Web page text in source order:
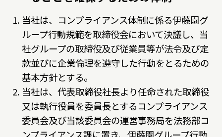
当社は、コンプライアンス体制に係る伊藤園グ
ループ行動規範を取締役会において決議し、当
社グループの取締役及び従業員等が法令及び定
款並びに企業倫理を遵守した行動をとるための
基本方針とする。
当社は、代表取締役社長より任命された取締役
又は執行役員を委員長とするコンプライアンス
委員会及び当該委員会の運営事務局を法務部コ
ンプライアンス課に置き、伊藤園グループ行動